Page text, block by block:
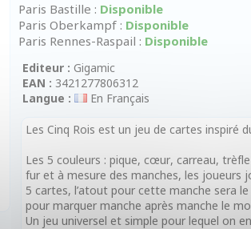
Paris Bastille : Disponible
Paris Oberkampf : Disponible
Paris Rennes-Raspail : Disponible
Editeur : Gigamic
EAN : 3421277806312
Langue :
En Français
Les Cinq Rois est un jeu de cartes inspiré
Les 5 couleurs : pique, cœur, carreau,
fur et à mesure des manches, les joueurs
5 cartes, l’atout pour cette manche sera
pour marquer manche après manche le
Un jeu universel et simple pour lequel on